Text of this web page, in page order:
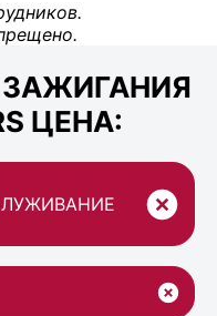
ЦЕНА: